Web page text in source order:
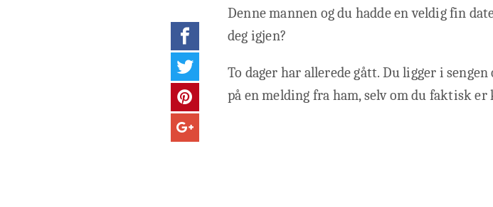
Denne mannen og du hadde en veldig fin
deg igjen?
To dager har allerede gått. Du ligger i
på en melding fra ham, selv om du faktisk